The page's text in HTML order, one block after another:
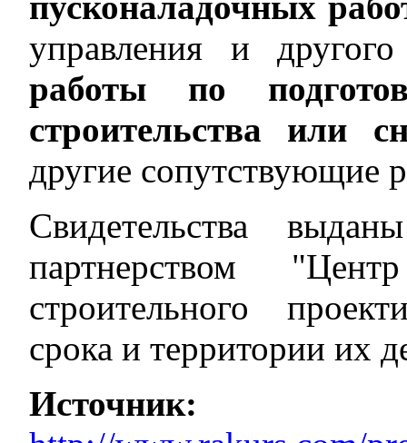
управления и
работы по
строительства или
другие сопутствующие
Свидетельства
партнерством
строительного
срока и территории их
Источник: